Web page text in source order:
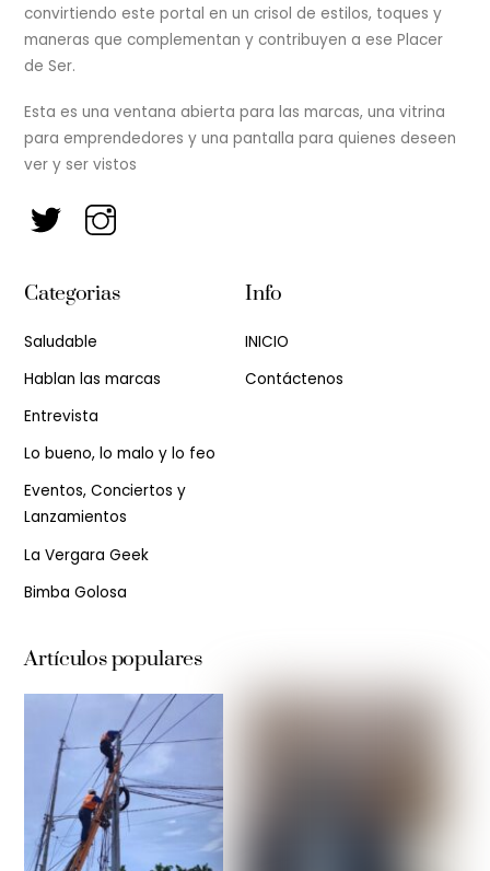
convirtiendo este portal en un crisol de estilos, toques y
maneras que complementan y contribuyen a ese Placer
de Ser.
Esta es una ventana abierta para las marcas, una vitrina
para emprendedores y una pantalla para quienes deseen
ver y ser vistos
Categorias
Saludable
Hablan las marcas
Entrevista
Lo bueno, lo malo y lo feo
Eventos, Conciertos y
Lanzamientos
La Vergara Geek
Bimba Golosa
Info
INICIO
Contáctenos
Artículos populares